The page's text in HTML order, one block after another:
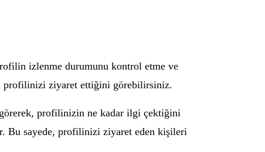
izlenme durumunu kontrol etme ve
profilinizi ziyaret ettiğini görebilirsiniz.
profilinizin ne kadar ilgi çektiğini
Bu sayede, profilinizi ziyaret eden kişileri